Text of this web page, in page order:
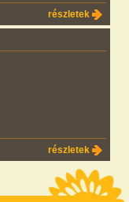
részletek
részletek